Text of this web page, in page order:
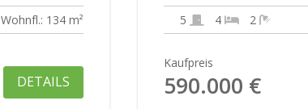
Wohnfl.: 134 m²
DETAILS
5 4 2
Kaufpreis
590.000 €